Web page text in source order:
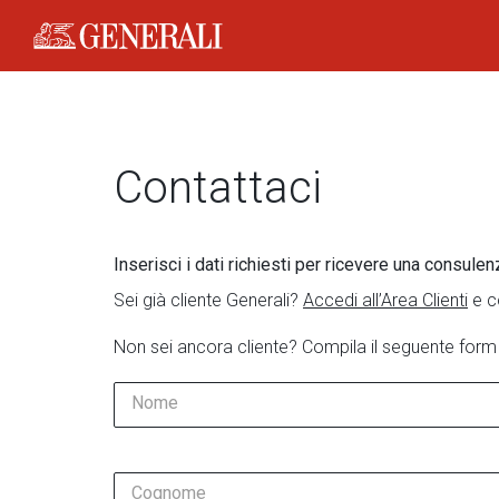
Generali Logo
Contattaci
Inserisci i dati richiesti per ricevere una
Sei già cliente Generali? Accedi all’Area Clienti e
Non sei ancora cliente? Compila il seguente form
Nome
Cognome